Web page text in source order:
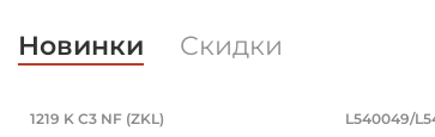
Новинки Скидки
Подшипник 95х170х32 мм,
1219 K C3 NF (ZKL) L540049/